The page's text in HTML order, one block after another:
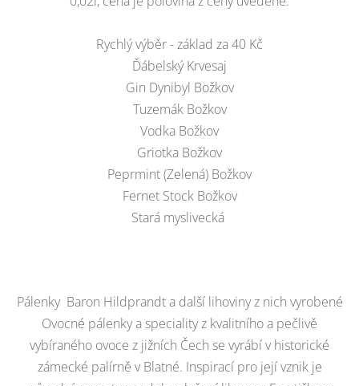
Rychlý výběr - základ za 40 Kč
Ďábelský Krvesaj
Gin Dynibyl Božkov
Tuzemák Božkov
Vodka Božkov
Griotka Božkov
Peprmint (Zelená) Božkov
Fernet Stock Božkov
Stará myslivecká
Pálenky Baron Hildprandt a další lihoviny z nich vyrobené
Ovocné pálenky a speciality z kvalitního a pečlivě
vybíraného ovoce z jižních Čech se vyrábí v historické
zámecké palírně v Blatné. Inspirací pro její vznik je